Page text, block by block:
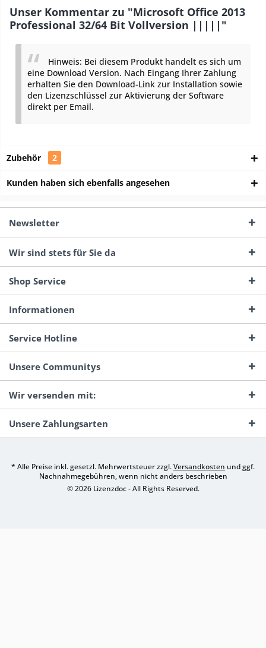
Unser Kommentar zu "Microsoft Office 2013
Professional 32/64 Bit Vollversion |||||"
Hinweis: Bei diesem Produkt handelt es sich um
eine Download Version. Nach Eingang Ihrer Zahlung
erhalten Sie den Download-Link zur Installation sowie
den Lizenzschlüssel zur Aktivierung der Software
direkt per Email.
Zubehör 2
Kunden haben sich ebenfalls angesehen
Newsletter
Wir sind stets für Sie da
Shop Service
Informationen
Service Hotline
Unsere Communitys
Wir versenden mit:
Unsere Zahlungsarten
* Alle Preise inkl. gesetzl. Mehrwertsteuer zzgl.Versandkosten und ggf.
Nachnahmegebühren, wenn nicht anders beschrieben
© 2026 Lizenzdoc - All Rights Reserved.